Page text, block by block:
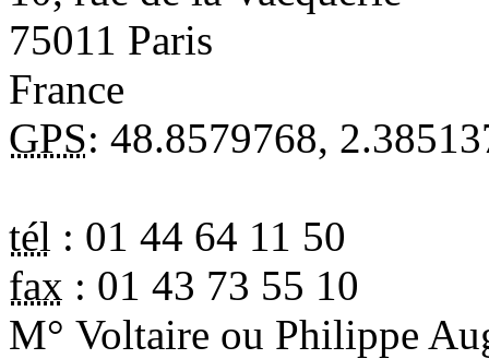
75011 Paris
France
GPS: 48.8579768,
tél : 01 44 64 11 50
fax : 01 43 73 55 10
M° Voltaire ou Philippe